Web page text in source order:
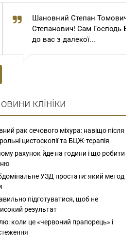
Томович та Степан
Сам Господь Бог привів мене
клініки
рак сечового міхура: навіщо після
цистоскопії та БЦЖ-терапія
рахунок йде на години і що робити
УЗД простати: який метод
підготуватися, щоб не
результат
коли це «червоний прапорець» і